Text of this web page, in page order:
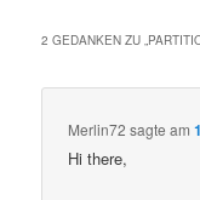
2 GEDANKEN ZU „
Merlin72 sagte am
Hi there,